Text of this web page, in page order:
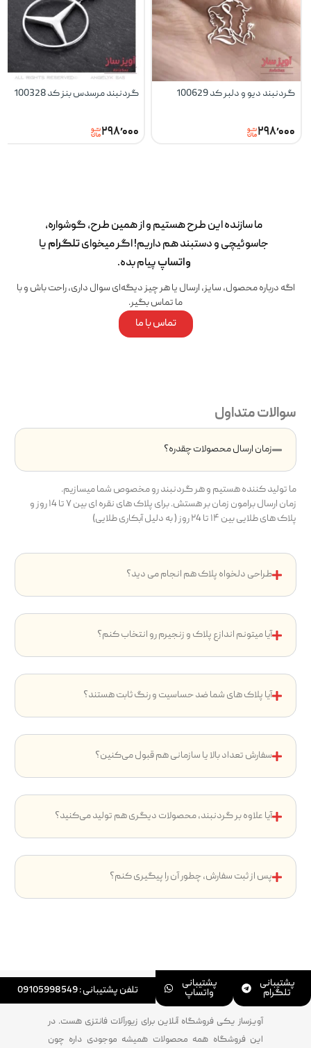
گردنبند دیو و دلبر کد 100629
۲۹۸٬۰۰۰
گردنبند مرسدس بنز کد 100328
۲۹۸٬۰۰۰
ما سازنده این طرح‌ هستیم و از همین طرح، گوشواره،
جاسوئیچی و دستبند هم داریم! اگر میخوایتلگرامیا
واتساپپیام بده.
اگه درباره محصول، سایز، ارسال یا هر چیز دیگه‌ای سوال داری، راحت باش و با
ما تماس بگیر.
تماس با ما
سوالات متداول
زمان ارسال محصولات چقدره؟
ما تولید کننده هستیم و هر گردنبند رو مخصوص شما میسازیم.
زمان ارسال برامون زمان بر هستش. برای پلاک های نقره ای بین ۷ تا ۱4 روز و
پلاک های طلایی بین ۱۴ تا ۲4 روز ( به دلیل آبکاری طلایی)
طراحی دلخواه پلاک هم انجام می دید؟
آیا میتونم اندازع پلاک و زنجیرم رو انتخاب کنم؟
آیا پلاک های شما ضد حساسیت و رنگ ثابت هستند؟
سفارش تعداد بالا یا سازمانی هم قبول می‌کنین؟
آیا علاوه بر گردنبند، محصولات دیگری هم تولید می‌کنید؟
پس از ثبت سفارش، چطور آن را پیگیری کنم؟
پشتیبانی
تلگرام
پشتیبانی
واتساپ تلفن پشتیبانی : 09105998549
آویزساز یکی فروشگاه آنلاین برای زیورآلات فانتزی هست. در
این فروشگاه همه محصولات همیشه موجودی داره چون